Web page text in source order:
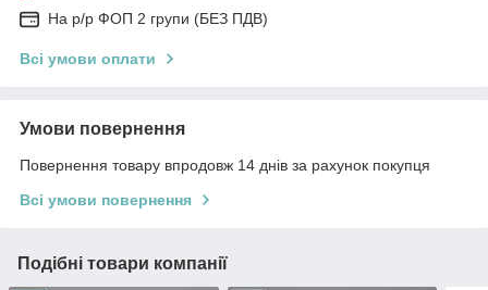
На р/р ФОП 2 групи (БЕЗ ПДВ)
Всі умови оплати
Умови повернення
Повернення товару впродовж 14 днів за рахунок покупця
Всі умови повернення
Подібні товари компанії